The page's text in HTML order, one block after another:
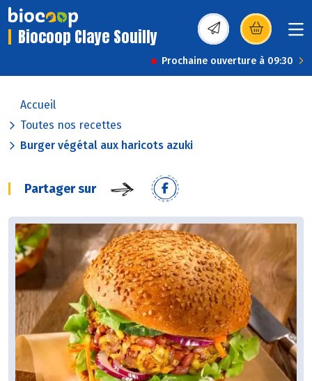
Biocoop Claye Souilly (s’ouvre dans une
Prochaine ouverture à 09:30
Accueil
Toutes nos recettes
Burger végétal aux haricots azuki
Partager sur